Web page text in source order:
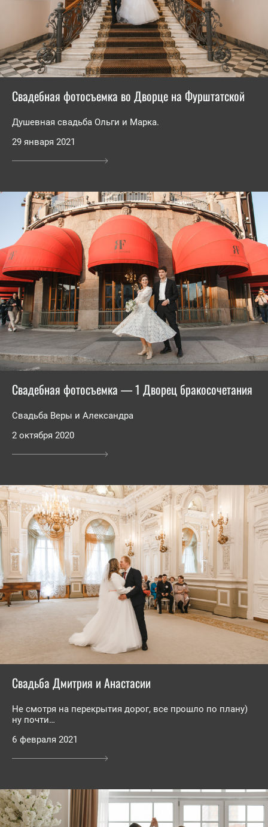
Свадебная фотосъемка во Дворце на Фурштатской
Душевная свадьба Ольги и Марка.
29 января 2021
Свадебная фотосъемка — 1 Дворец бракосочетания
Свадьба Веры и Александра
2 октября 2020
Свадьба Дмитрия и Анастасии
Не смотря на перекрытия дорог, все прошло по плану)
ну почти…
6 февраля 2021